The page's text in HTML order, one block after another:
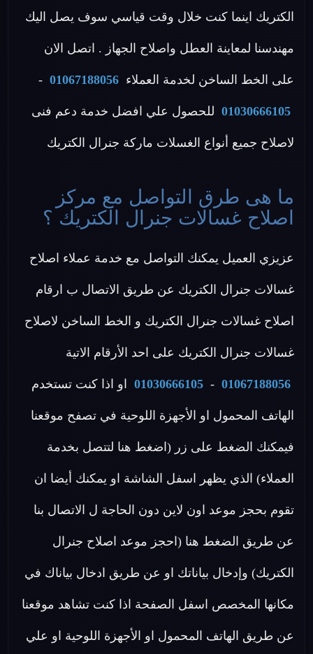
الكتريك اينما كنت خلال وقت قياسي سوف يصل اليك
مهندسنا لمعاينة العطل واصلاح الجهاز . اتصل الان
على الخط الساخن لخدمة العملاء 01067188056
-
01030666105 للحصول علي افضل خدمة دعم فنى
لاصلاح جميع أنواع الغسلات ماركة جنرال الكتريك
ما هى طرق التواصل مع مركز
اصلاح غسالات جنرال الكتريك ؟
عزيزي العميل يمكنك التواصل مع خدمة عملاء اصلاح
غسالات جنرال الكتريك عن طريق الاتصال ب ارقام
اصلاح غسالات جنرال الكتريك و الخط الساخن لاصلاح
غسالات جنرال الكتريك على احد الأرقام الاتية
01067188056
-
01030666105 او اذا كنت تستخدم
الهاتف المحمول او الأجهزة اللوحية في تصفح موقعنا
فيمكنك الضغط على زر (اضغط هنا لتتصل بخدمة
العملاء) الذي يظهر اسفل الشاشة او يمكنك أيضا ان
تقوم بحجز موعد اون لاين دون الحاجة ل الاتصال بنا
عن طريق الضغط هنا (احجز موعد اصلاح جنرال
الكتريك) وإدخال بياناتك او عن طريق ادخال بياناك في
مكانها المخصص اسفل الصفحة اذا كنت تشاهد موقعنا
عن طريق الهاتف المحمول او الأجهزة اللوحية او علي